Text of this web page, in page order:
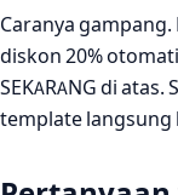
Caranya
diskon 20%
SEKARANG di
template langsung